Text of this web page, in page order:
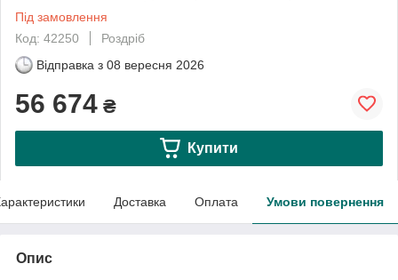
Під замовлення
Код: 42250
Роздріб
Відправка з 08 вересня 2026
56 674 ₴
Купити
Доставка Оплата Умови повернення
Опис